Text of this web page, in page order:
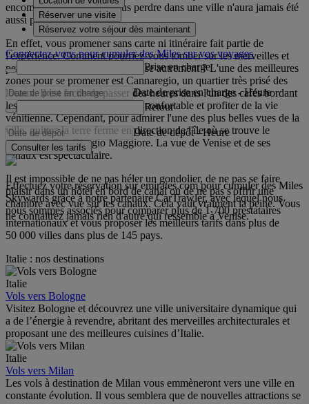
encombrée de voitures. Vous perdre dans une ville n'aura jamais été
aussi plaisant.
En effet, vous promener sans carte ni itinéraire fait partie de
l'expérience. Comment pourriez-vous tomber sur les merveilles et
petits restaurants cachés de Venise autrement ? L'une des meilleures
zones pour se promener est Cannaregio, un quartier très prisé des
locaux. Il est facile de passer des heures dans l'un des cafés bordant
les canaux ou dans une trattoria confortable et profiter de la vie
vénitienne. Cependant, pour admirer l'une des plus belles vues de la
ville, quittez la terre ferme en direction de l'île où se trouve le
campanile San Giorgio Maggiore. La vue de Venise et de ses
canaux est spectaculaire.
Il est impossible de ne pas héler un gondolier, de ne pas se faire
plaisir dans un hôtel en bord de canal ou de ne pas s'offrir une
chambre avec vue sur les canaux. Cela vaut vraiment la peine. Vous
ne connaitrez jamais rien d'autre qui ressemble à Venise.
Réserver une visite
Réservez votre séjour dès maintenant
Connectez-vous pour cumuler des Miles sur vos voyages
Prise en charge
Date de prise en charge - Heure
Retour
Date de dépôt - Heure
Consulter les tarifs
Effectuez votre réservation sur emirates.com pour cumuler des Miles
Skywards grâce à notre partenaire CarTrawler, avec lequel nous
nous sommes associés pour comparer plus de 1 700 prestataires
internationaux et vous proposer les meilleurs tarifs dans plus de
50 000 villes dans plus de 145 pays.
Italie : nos destinations
Italie
Vols vers Bologne
Visitez Bologne et découvrez une ville universitaire dynamique qui
a de l’énergie à revendre, abritant des merveilles architecturales et
proposant une des meilleures cuisines d’Italie.
Italie
Vols vers Milan
Les vols à destination de Milan vous emmèneront vers une ville en
constante évolution. Il vous semblera que de nouvelles attractions se